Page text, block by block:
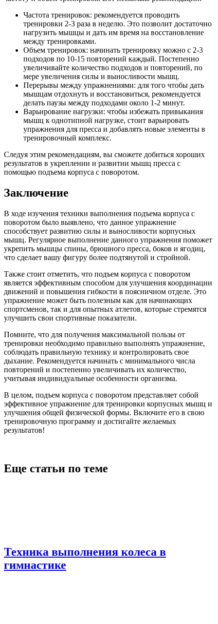
Частота тренировок: рекомендуется проводить
тренировки 2-3 раза в неделю. Это позволит достаточно
нагрузить мышцы и дать им время на восстановление
между тренировками.
Объем тренировок: начинать тренировку можно с 2-3
подходов по 10-15 повторений каждый. Постепенно
увеличивайте количество подходов и повторений, по
мере увеличения силы и выносливости мышц.
Перерывы между упражнениями: для того чтобы дать
мышцам отдохнуть и восстановиться, рекомендуется
делать паузы между подходами около 1-2 минут.
Варьирование нагрузки: чтобы избежать привыкания
мышц к однотипной нагрузке, стоит варьировать
упражнения для пресса и добавлять новые элементы в
тренировочный комплекс.
Следуя этим рекомендациям, вы сможете добиться хороших
результатов в укреплении и развитии мышц пресса с
помощью подъема корпуса с поворотом.
Заключение
В ходе изучения техники выполнения подъема корпуса с
поворотом было выявлено, что данное упражнение
способствует развитию силы и выносливости корпусных
мышц. Регулярное выполнение данного упражнения поможет
укрепить мышцы спины, брюшного пресса, боков и ягодиц,
что сделает вашу фигуру более подтянутой и стройной.
Также стоит отметить, что подъем корпуса с поворотом
является эффективным способом для улучшения координации
движений и повышения гибкости в поясничном отделе. Это
упражнение может быть полезным как для начинающих
спортсменов, так и для опытных атлетов, которые стремятся
улучшить свои спортивные показатели.
Помните, что для получения максимальной пользы от
тренировки необходимо правильно выполнять упражнение,
соблюдать правильную технику и контролировать свое
дыхание. Рекомендуется начинать с минимального числа
повторений и постепенно увеличивать их количество,
учитывая индивидуальные особенности организма.
В целом, подъем корпуса с поворотом представляет собой
эффективное упражнение для тренировки корпусных мышц и
улучшения общей физической формы. Включите его в свою
тренировочную программу и достигайте желаемых
результатов!
Еще статьи по теме
Техника выполнения колеса в
гимнастике